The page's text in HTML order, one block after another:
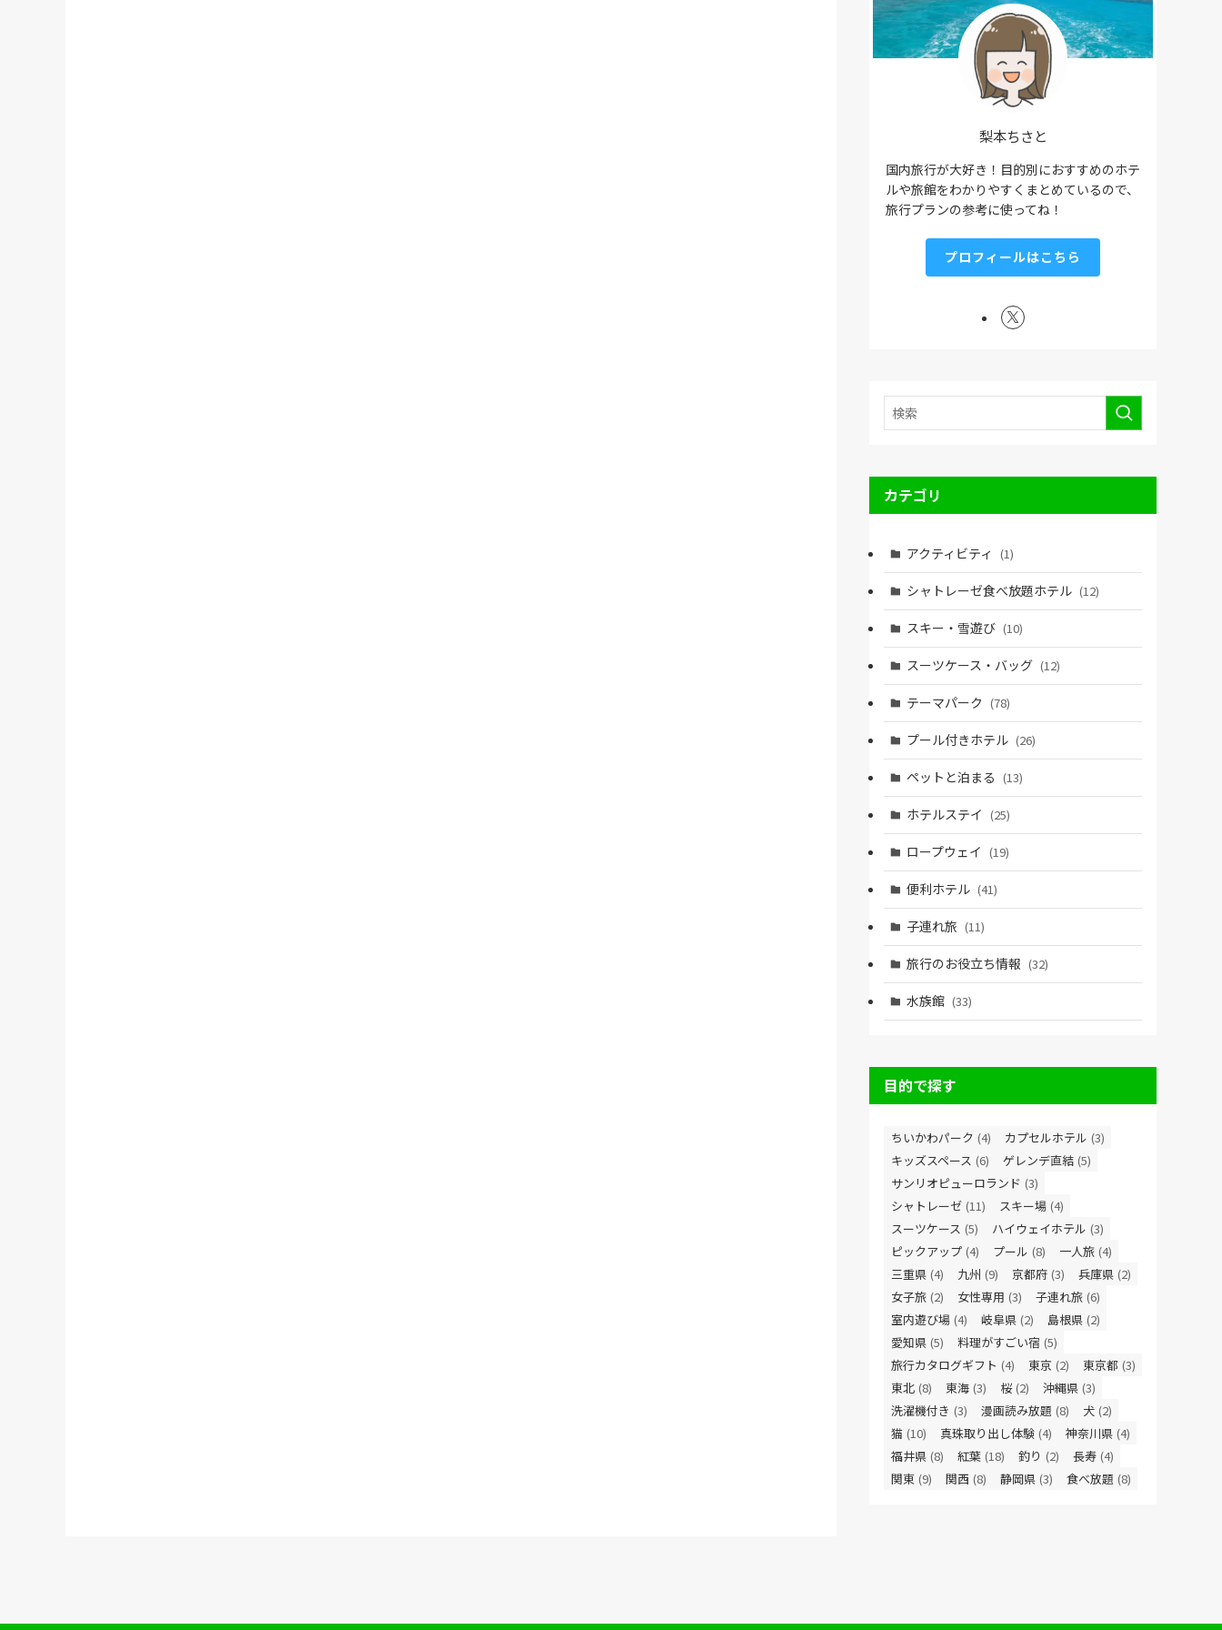
梨本ちさと
国内旅行が大好き！目的別におすすめのホテ
ルや旅館をわかりやすくまとめているので、
旅行プランの参考に使ってね！
プロフィールはこちら
カテゴリ
アクティビティ (1)
シャトレーゼ食べ放題ホテル (12)
スキー・雪遊び (10)
スーツケース・バッグ (12)
テーマパーク (78)
プール付きホテル (26)
ペットと泊まる (13)
ホテルステイ (25)
ロープウェイ (19)
便利ホテル (41)
子連れ旅 (11)
旅行のお役立ち情報 (32)
水族館 (33)
目的で探す
ちいかわパーク (4) カプセルホテル (3)
キッズスペース (6) ゲレンデ直結 (5)
サンリオピューロランド (3)
シャトレーゼ (11) スキー場 (4)
スーツケース (5) ハイウェイホテル (3)
ピックアップ (4) プール (8) 一人旅 (4)
三重県 (4) 九州 (9) 京都府 (3) 兵庫県 (2)
女子旅 (2) 女性専用 (3) 子連れ旅 (6)
室内遊び場 (4) 岐阜県 (2) 島根県 (2)
愛知県 (5) 料理がすごい宿 (5)
旅行カタログギフト (4) 東京 (2) 東京都 (3)
東北 (8) 東海 (3) 桜 (2) 沖縄県 (3)
洗濯機付き (3) 漫画読み放題 (8) 犬 (2)
猫 (10) 真珠取り出し体験 (4) 神奈川県 (4)
福井県 (8) 紅葉 (18) 釣り (2) 長寿 (4)
関東 (9) 関西 (8) 静岡県 (3) 食べ放題 (8)